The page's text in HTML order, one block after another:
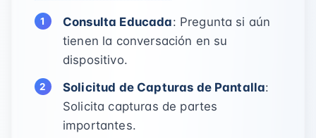
Consulta Educada: Pregunta si aún
tienen la conversación en su
dispositivo.
Solicitud de Capturas de Pantalla:
Solicita capturas de partes
importantes.